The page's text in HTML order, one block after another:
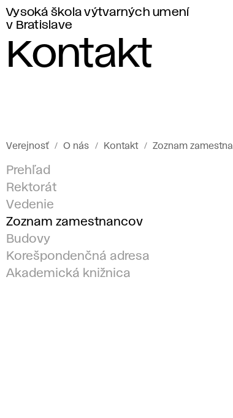
Vysoká škola výtvarných umení
v Bratislave
Kontakt
Verejnosť O nás Kontakt Zoznam
Prehľad
Rektorát
Vedenie
Zoznam zamestnancov
Budovy
Korešpondenčná adresa
Akademická knižnica